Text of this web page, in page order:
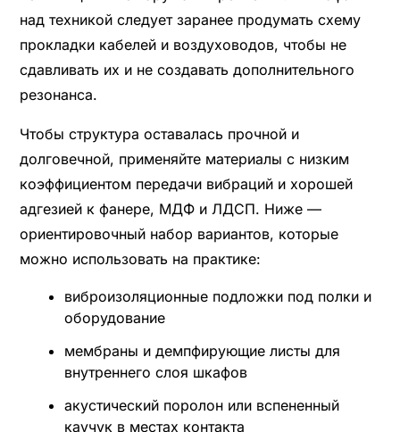
над техникой следует заранее продумать схему
прокладки кабелей и воздуховодов, чтобы не
сдавливать их и не создавать дополнительного
резонанса.
Чтобы структура оставалась прочной и
долговечной, применяйте материалы с низким
коэффициентом передачи вибраций и хорошей
адгезией к фанере, МДФ и ЛДСП. Ниже —
ориентировочный набор вариантов, которые
можно использовать на практике:
виброизоляционные подложки под полки и
оборудование
мембраны и демпфирующие листы для
внутреннего слоя шкафов
акустический поролон или вспененный
каучук в местах контакта